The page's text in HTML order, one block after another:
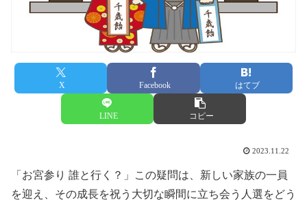
X Facebook はてブ
LINE コピー
2023.11.22
「お宮参り 誰と行く？」この疑問は、新しい家族の一員
を迎え、その成長を祝う大切な瞬間に立ち会う人選をどう